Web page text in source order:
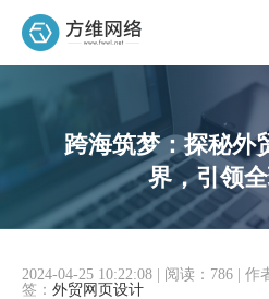
跨海筑梦：探秘外
界，引领
2024-04-25 10:22:08 阅读：786 作
签： 外贸网页设计